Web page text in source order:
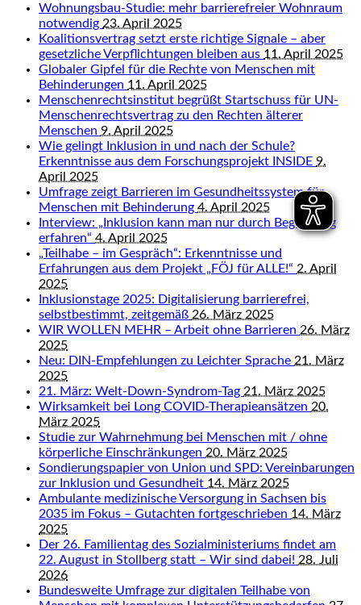
Wohnungsbau-Studie: mehr barrierefreier Wohnraum
notwendig 23. April 2025
Koalitionsvertrag setzt erste richtige Signale – aber
gesetzliche Verpflichtungen bleiben aus 11. April 2025
Globaler Gipfel für die Rechte von Menschen mit
Behinderungen 11. April 2025
Menschenrechtsinstitut begrüßt Startschuss für UN-
Menschenrechtsvertrag zu den Rechten älterer
Menschen 9. April 2025
Wie gelingt Inklusion in und nach der Schule?
Erkenntnisse aus dem Forschungsprojekt INSIDE 9.
April 2025
Umfrage zeigt Barrieren im Gesundheitssystem für
Menschen mit Behinderung 4. April 2025
Interview: „Inklusion kann man nur durch Begegnung
erfahren“ 4. April 2025
„Teilhabe – im Gespräch“: Erkenntnisse und
Erfahrungen aus dem Projekt „FÖJ für ALLE!“ 2. April
2025
Inklusionstage 2025: Digitalisierung barrierefrei,
selbstbestimmt, zeitgemäß 26. März 2025
WIR WOLLEN MEHR – Arbeit ohne Barrieren 26. März
2025
Neu: DIN-Empfehlungen zu Leichter Sprache 21. März
2025
21. März: Welt-Down-Syndrom-Tag 21. März 2025
Wirksamkeit bei Long COVID-Therapieansätzen 20.
März 2025
Studie zur Wahrnehmung bei Menschen mit / ohne
körperliche Einschränkungen 20. März 2025
Sondierungspapier von Union und SPD: Vereinbarungen
zur Inklusion und Gesundheit 14. März 2025
Ambulante medizinische Versorgung in Sachsen bis
2035 im Fokus – Gutachten fortgeschrieben 14. März
2025
Der 26. Familientag des Sozialministeriums findet am
22. August in Stollberg statt – Wir sind dabei! 28. Juli
2026
Bundesweite Umfrage zur digitalen Teilhabe von